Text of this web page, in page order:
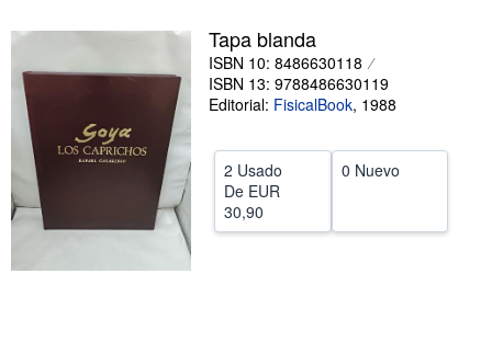
Comenzar a vender
Ayuda
CERRAR
Tapa blanda
ISBN 10: 8486630118
ISBN 13: 9788486630119
Editorial: FisicalBook, 1988
2 Usado
De EUR
30,90
0 Nuevo